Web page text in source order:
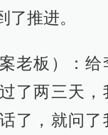
了推进。
老板）：给
了两三天，
了，就问了